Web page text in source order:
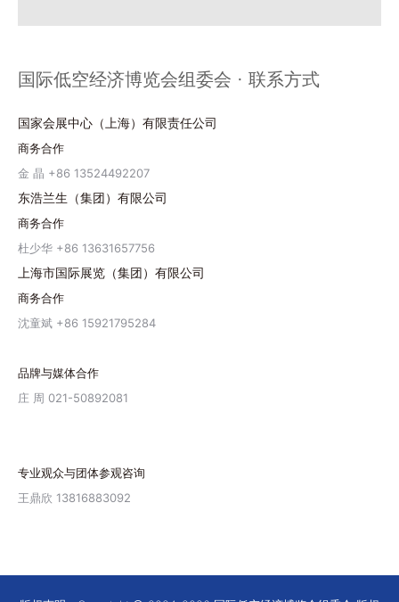
国际低空经济博览会组委会 · 联系方式
国家会展中心（上海）有限责任公司
商务合作
金 晶 +86 13524492207
东浩兰生（集团）有限公司
商务合作
杜少华 +86 13631657756
上海市国际展览（集团）有限公司
商务合作
沈童斌 +86 15921795284
品牌与媒体合作
庄 周 021-50892081
专业观众与团体参观咨询
王鼎欣 13816883092